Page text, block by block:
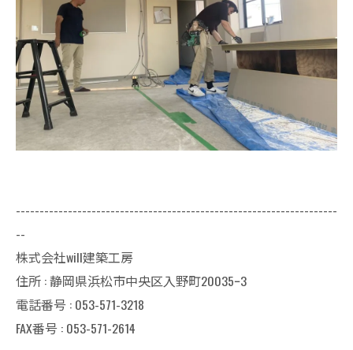
--------------------------------------------------------------------
--
株式会社will建築工房
住所 : 静岡県浜松市中央区入野町20035ｰ3
電話番号 : 053-571-3218
FAX番号 : 053-571-2614